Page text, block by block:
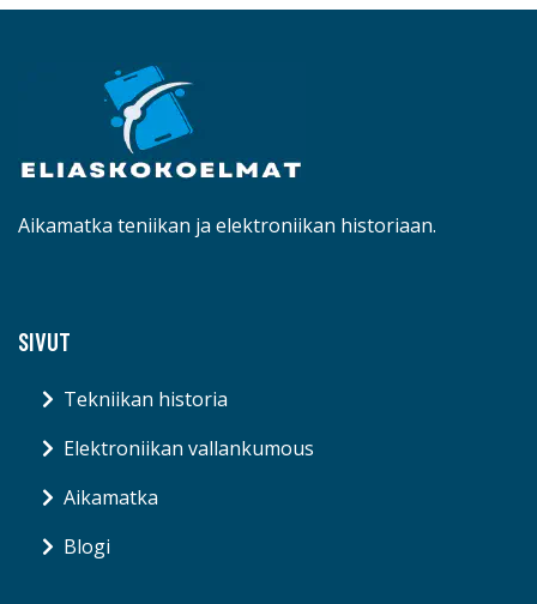
Aikamatka teniikan ja elektroniikan historiaan.
SIVUT
Tekniikan historia
Elektroniikan vallankumous
Aikamatka
Blogi